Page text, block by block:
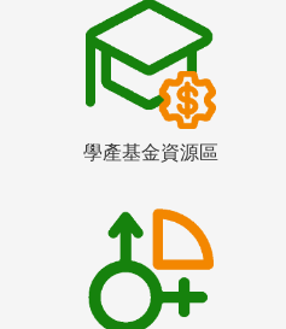
學產基金資源區